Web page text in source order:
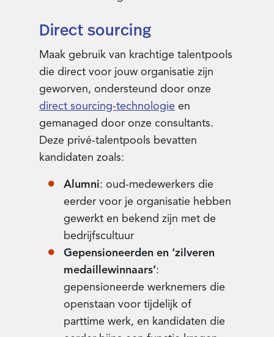
Direct sourcing
Maak gebruik van krachtige talentpools
die direct voor jouw organisatie zijn
geworven, ondersteund door onze
direct sourcing-technologie en
gemanaged door onze consultants.
Deze privé-talentpools bevatten
kandidaten zoals:
Alumni: oud-medewerkers die
eerder voor je organisatie hebben
gewerkt en bekend zijn met de
bedrijfscultuur
Gepensioneerden en ‘zilveren
medaillewinnaars’:
gepensioneerde werknemers die
openstaan voor tijdelijk of
parttime werk, en kandidaten die